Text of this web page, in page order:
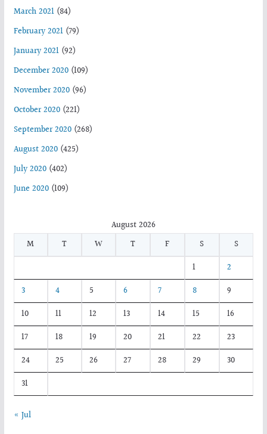
March 2021(84)
February 2021(79)
January 2021(92)
December 2020(109)
November 2020(96)
October 2020(221)
September 2020(268)
August 2020(425)
July 2020(402)
June 2020(109)
August 2026
M
T W T F S
S
1
2
3
4 5 6 7 8
9
10
11 12 13 14 15
16
17
18 19 20 21 22
23
24
25 26 27 28 29
30
31
« Jul